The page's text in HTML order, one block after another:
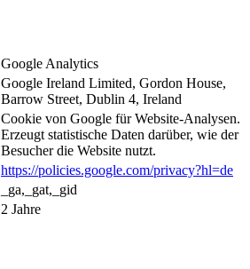
Google Analytics
Google Ireland Limited, Gordon House,
Barrow Street, Dublin 4, Ireland
Cookie von Google für Website-Analysen.
Erzeugt statistische Daten darüber, wie der
Besucher die Website nutzt.
https://policies.google.com/privacy?hl=de
_ga,_gat,_gid
2 Jahre